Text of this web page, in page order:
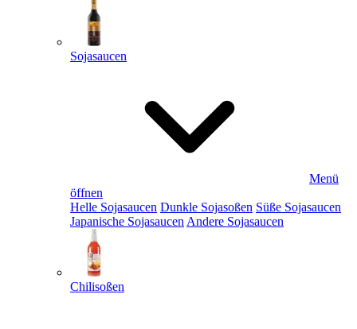
Sojasaucen
Menü
öffnen
Helle Sojasaucen Dunkle Sojasoßen Süße Sojasaucen
Japanische Sojasaucen Andere Sojasaucen
Chilisoßen